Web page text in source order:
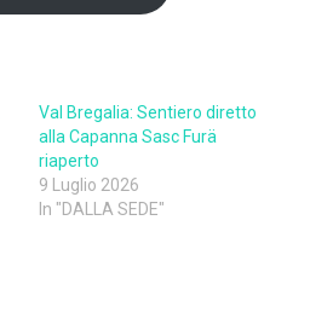
Val Bregalia: Sentiero diretto
alla Capanna Sasc Furä
riaperto
9 Luglio 2026
In "DALLA SEDE"